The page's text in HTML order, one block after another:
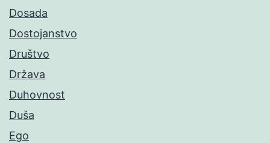
Dosada
Dostojanstvo
Društvo
Država
Duhovnost
Duša
Ego